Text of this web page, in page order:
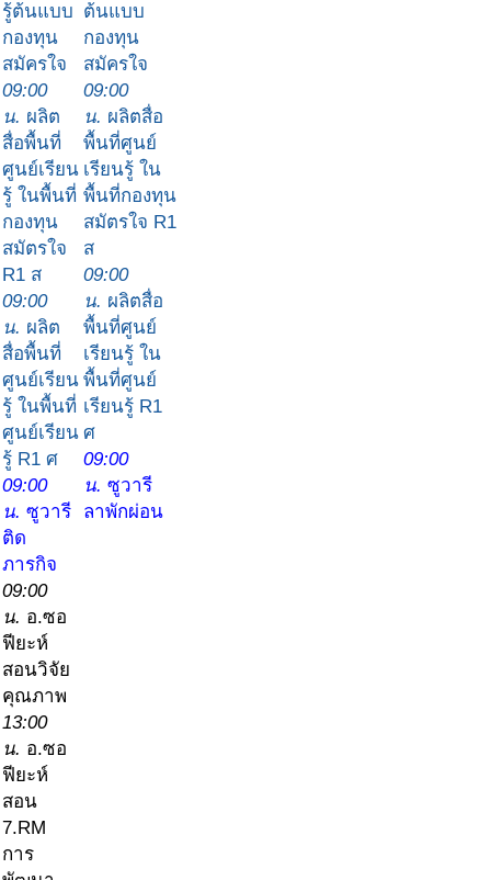
รู้ต้นแบบ
กองทุน
สมัครใจ
09:00
น. ผลิต
สื่อพื้นที่
ศูนย์เรียน
รู้ ในพื้นที่
กองทุน
สมัตรใจ
R1 ส
09:00
น. ผลิต
สื่อพื้นที่
ศูนย์เรียน
รู้ ในพื้นที่
ศูนย์เรียน
รู้ R1 ศ
09:00
น. ซูวารี
ติด
ภารกิจ
09:00
น. อ.ซอ
ฟียะห์
สอนวิจัย
คุณภาพ
13:00
น. อ.ซอ
ฟียะห์
สอน
7.RM
การ
ต้นแบบ
กองทุน
สมัครใจ
09:00
น. ผลิตสื่อ
พื้นที่ศูนย์
เรียนรู้ ใน
พื้นที่กองทุน
สมัตรใจ R1
ส
09:00
น. ผลิตสื่อ
พื้นที่ศูนย์
เรียนรู้ ใน
พื้นที่ศูนย์
เรียนรู้ R1
ศ
09:00
น. ซูวารี
ลาพักผ่อน